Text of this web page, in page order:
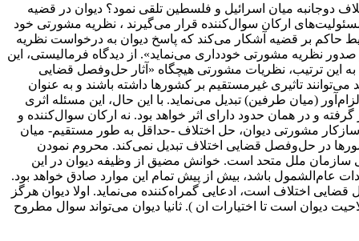
دوجانبه میان اسرائیل و فلسطین تلقی نمود؟ دیوان در قضیه
ارکان سوال‌کننده قرار می‌گیرند ، نظریه مشورتی خود
حاکم بر قضیه آشکار می‌کند که پاسخ دیوان به درخواست نظریه
نظریه مشورتی خودداری می‌نماید». از دیدگاه فرمالیستی، این
این ترتیب، نظریات مشورتی هیچگاه «آثار حل‌وفصل قضایی
تاثیری غیرمستقیم بر کشورها داشته باشند و به عنوان
(میان طرفین) تبدیل می‌نماید. با این حال، این مسئله اثری
و در همان حدود دارای اثر خواهد بود. نه ارکان سوال‌کننده و
مشورتی دیوان، حل اختلاف -حداقل به طور مستقیم- میان
در حل‌وفصل قضایی اختلاف تبدیل نمی‌کند. محروم نمودن
سازمان ملل متحد است. خوانش مضیق از وظیفه دیوان در این
عام‌الشمول باشد، بیش از پیش تمام این موارد صادق خواهد بود.
اختلاف است، ادعایی گمراه‌کننده می‌نماید. اولا دیوان هرگز
دیوان است تا اختیارات ان ). ثانیا دیوان می‌تواند سوال مطروح